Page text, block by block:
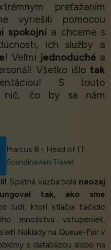
preťažením
vyriešili pomocou
spokojnía chceme s
ich služby a
! Veľmi jednoduché a
Všetko išlo tak
S touto
nič, čo by sa nám
Marcus B - Head of IT
Scandinavian Travel
Spätná väzba bola naozaj
tak, ako sme
ľudí, ktorí stlačia tlačidlo
množstva vstupeniek,
Náklady na Queue-Fair v
s databázou alebo na